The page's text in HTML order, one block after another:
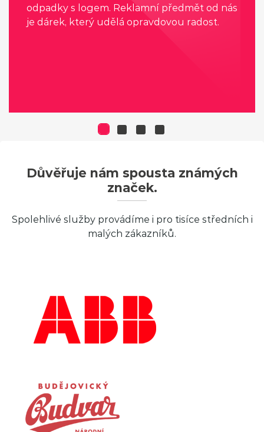
odpadky s logem. Reklamní předmět od nás
je dárek, který udělá opravdovou radost.
Důvěřuje nám spousta známých
značek.
Spolehlivé služby provádíme i pro tisíce středních i
malých zákazníků.